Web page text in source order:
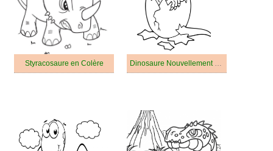
Styracosaure en Colère Dinosaure Nouvellement Éclos